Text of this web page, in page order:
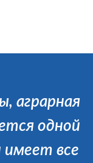
аграрная
одной
имеет все